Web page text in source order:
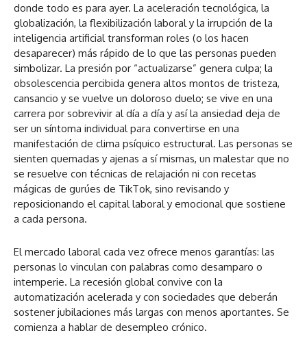
donde todo es para ayer. La aceleración tecnológica, la
globalización, la flexibilización laboral y la irrupción de la
inteligencia artificial transforman roles (o los hacen
desaparecer) más rápido de lo que las personas pueden
simbolizar. La presión por “actualizarse” genera culpa; la
obsolescencia percibida genera altos montos de tristeza,
cansancio y se vuelve un doloroso duelo; se vive en una
carrera por sobrevivir al día a día y así la ansiedad deja de
ser un síntoma individual para convertirse en una
manifestación de clima psíquico estructural. Las personas se
sienten quemadas y ajenas a sí mismas, un malestar que no
se resuelve con técnicas de relajación ni con recetas
mágicas de gurúes de TikTok, sino revisando y
reposicionando el capital laboral y emocional que sostiene
a cada persona.
El mercado laboral cada vez ofrece menos garantías: las
personas lo vinculan con palabras como desamparo o
intemperie. La recesión global convive con la
automatización acelerada y con sociedades que deberán
sostener jubilaciones más largas con menos aportantes. Se
comienza a hablar de desempleo crónico.